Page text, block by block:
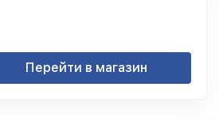
Перейти в магазин